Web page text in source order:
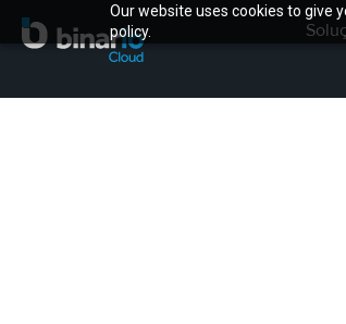
Our website uses cookies to give
policy.